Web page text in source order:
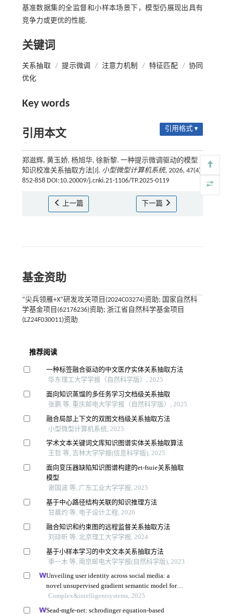
基准数据集的全监督和小样本场景下，模型仍展现出具有
竞争力或更优的性能.
关键词
关系抽取 / 提示微调 / 注意力机制 / 特征匹配 / 协同
优化
Key words
引用本文 引用格式 ▾
郑滋辉, 黄玉娇, 杨旭华, 徐新黎. 一种提示微调驱动的模型
知识校准关系抽取方法[J]. 小型微型计算机系统, 2026, 47(4):
852-858 DOI:10.20009/j.cnki.21-1106/TP.2025-0119
上一篇 下一篇
基金资助
“尖兵领雁+X”研发攻关项目(2024C03274)资助; 国家自然科
学基金项目(62176236)资助; 浙江省自然科学基金项目
(LZ24F030011)资助